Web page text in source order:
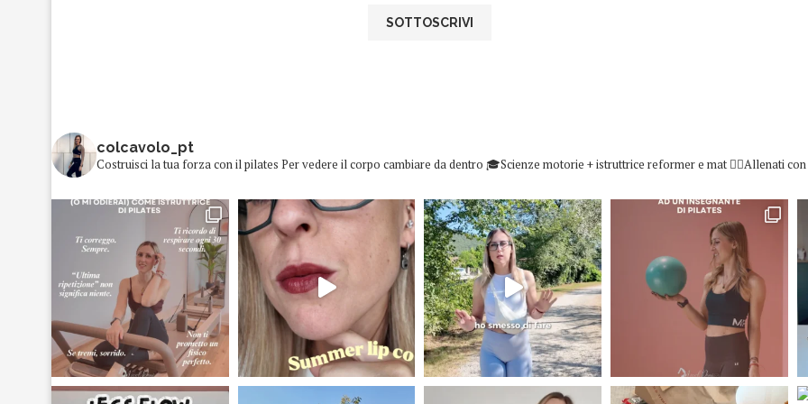
colcavolo_pt
Costruisci la tua forza con il pilates Per vedere il corpo cambiare da dentro 🎓Scienze motorie + istruttrice reformer e mat 👇🏻Allenati